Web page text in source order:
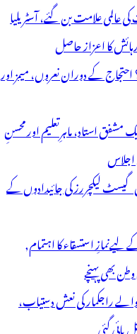
علامت بن گئے، آسٹریلیا
کا اعزاز حاصل
کے دوران نعروں، میمز اور
مشفق استاد، ماہرِتعلیم اور محسنِ
اجلاس
گیسٹ لیکچررز کی جائیدادوں کے
استسقاء کا اہتمام,
بھی پہنچے
کا قتل کرنے والے راجکمار کی نعش دستیاب،
گئی